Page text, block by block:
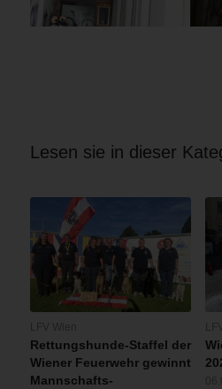
Lesen sie in dieser
Rettungshunde-Staffel der
Wiener Feuerwehr gewinnt
Mannschafts-